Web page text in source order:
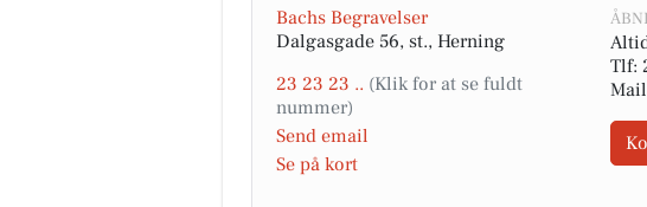
Bachs Begravelser
Dalgasgade 56, st., Herning
23 23 23 ..
Send email
Se på kort
Tlf: